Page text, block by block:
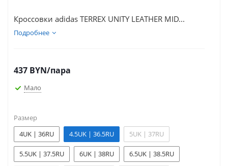
Кроссовки adidas TERREX UNITY LEATHER MID...
Подробнее
437 BYN/пара
Мало
Размер
4UK | 36RU
4.5UK | 36.5RU 5UK | 37RU
5.5UK | 37.5RU 6UK | 38RU 6.5UK | 38.5RU